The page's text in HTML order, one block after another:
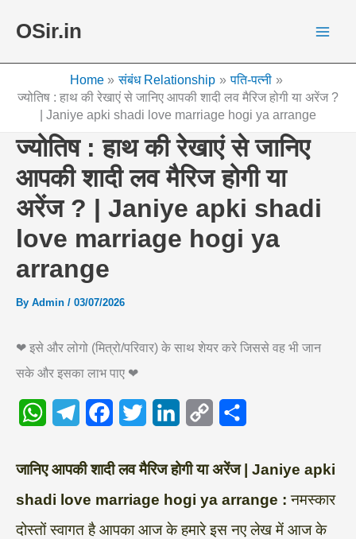
OSir.in
Home संबंध Relationship
पति-पत्नी
ज्योतिष : हाथ की रेखाएं से जानिए आपकी शादी लव मैरिज होगी या अरेंज ?
| Janiye apki shadi love marriage hogi ya arrange
ज्योतिष : हाथ की रेखाएं से जानिए
आपकी शादी लव मैरिज होगी या
अरेंज ? | Janiye apki shadi
love marriage hogi ya
arrange
By Admin / 03/07/2026
❤ इसे और लोगो (मित्रो/परिवार) के साथ शेयर करे जिससे वह भी जान
सके और इसका लाभ पाए ❤
W
a
t
s
l
c
i
n
p
a
जानिए आपकी शादी लव मैरिज होगी या अरेंज | Janiye apki
shadi love marriage hogi ya arrange :नमस्कार
दोस्तों स्वागत है आपका आज के हमारे इस नए लेख में आज के